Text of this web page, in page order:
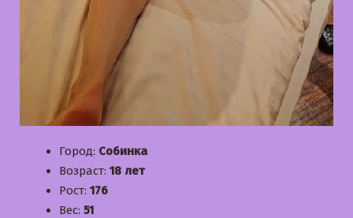
Город: Собинка
Возраст: 18 лет
Рост: 176
Вес: 51